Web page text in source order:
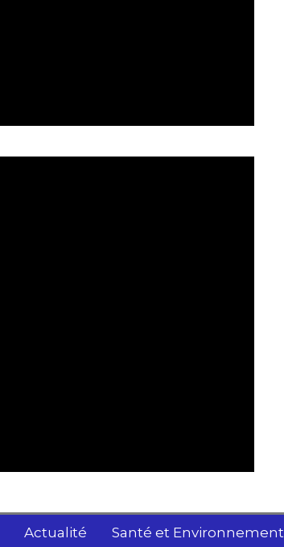
Actualité Santé et Environnement